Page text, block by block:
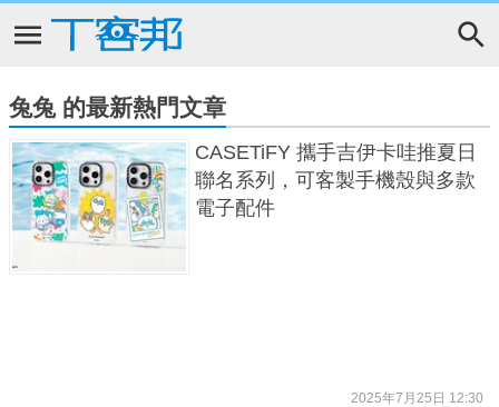
兔兔 的最新熱門文章
CASETiFY 攜手吉伊卡哇推夏日
聯名系列，可客製手機殼與多款
電子配件
2025年7月25日 12:30